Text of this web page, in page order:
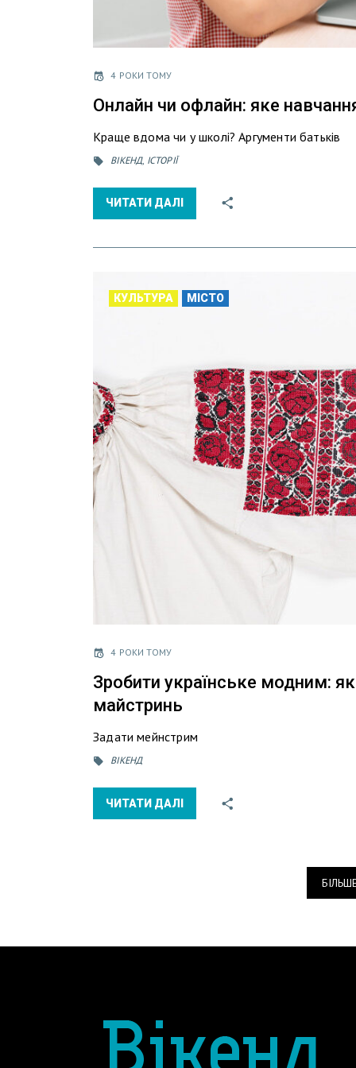
4 РОКИ ТОМУ
Онлайн чи офлайн: яке
Краще вдома чи у школі? Аргументи батьків
ВІКЕНД, ІСТОРІЇ
ЧИТАТИ ДАЛІ
КУЛЬТУРА МІСТО
4 РОКИ ТОМУ
Зробити українське модним:
майстринь
Задати мейнстрим
ВІКЕНД
ЧИТАТИ ДАЛІ